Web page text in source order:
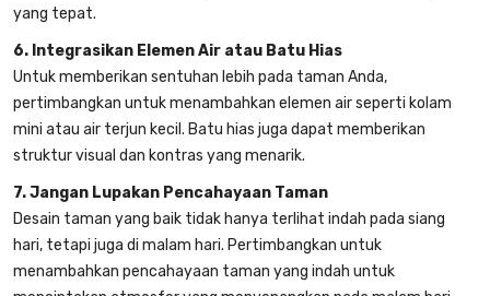
yang tepat.
6. Integrasikan Elemen Air atau Batu Hias
Untuk memberikan sentuhan lebih pada taman Anda,
pertimbangkan untuk menambahkan elemen air seperti kolam
mini atau air terjun kecil. Batu hias juga dapat memberikan
struktur visual dan kontras yang menarik.
7. Jangan Lupakan Pencahayaan Taman
Desain taman yang baik tidak hanya terlihat indah pada siang
hari, tetapi juga di malam hari. Pertimbangkan untuk
menambahkan pencahayaan taman yang indah untuk